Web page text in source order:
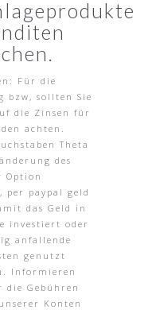
Für die
bzw, sollten Sie
die Zinsen für
achten.
Theta
des
Option
per paypal geld
das Geld in
investiert oder
anfallende
genutzt
Informieren
die Gebühren
Konten